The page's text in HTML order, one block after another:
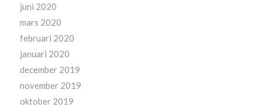
juni 2020
mars 2020
februari 2020
januari 2020
december 2019
november 2019
oktober 2019